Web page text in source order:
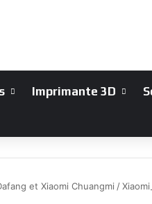
Imprimante 3D
et Xiaomi Chuangmi /